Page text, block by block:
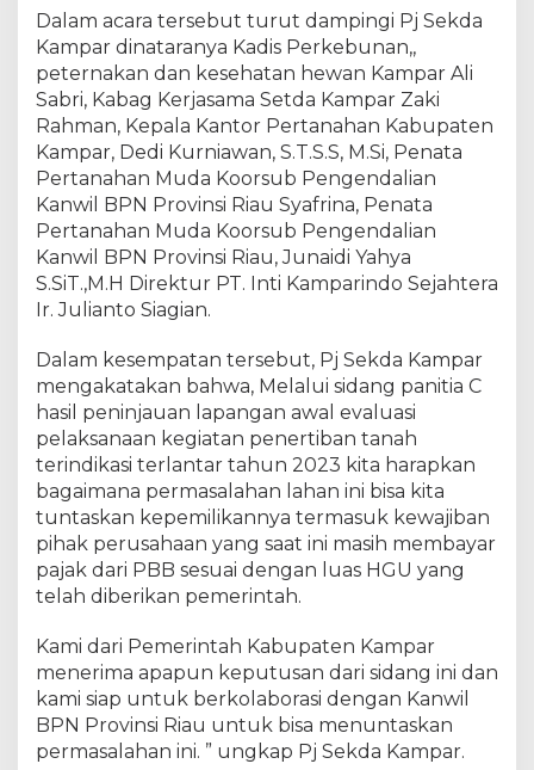
e
h
P
a
i
t
i
a
C
,
P
j
e
a
K
a
m
p
a
r
,
i
a
S
i
a
Dalam acara tersebut turut dampingi Pj Sekda
Kampar dinataranya Kadis Perkebunan,,
peternakan dan kesehatan hewan Kampar Ali
Sabri, Kabag Kerjasama Setda Kampar Zaki
Rahman, Kepala Kantor Pertanahan Kabupaten
Kampar, Dedi Kurniawan, S.T.S.S, M.Si, Penata
Pertanahan Muda Koorsub Pengendalian
Kanwil BPN Provinsi Riau Syafrina, Penata
Pertanahan Muda Koorsub Pengendalian
Kanwil BPN Provinsi Riau, Junaidi Yahya
S.SiT.,M.H Direktur PT. Inti Kamparindo Sejahtera
Ir. Julianto Siagian.
Dalam kesempatan tersebut, Pj Sekda Kampar
mengakatakan bahwa, Melalui sidang panitia C
hasil peninjauan lapangan awal evaluasi
pelaksanaan kegiatan penertiban tanah
terindikasi terlantar tahun 2023 kita harapkan
bagaimana permasalahan lahan ini bisa kita
tuntaskan kepemilikannya termasuk kewajiban
pihak perusahaan yang saat ini masih membayar
pajak dari PBB sesuai dengan luas HGU yang
telah diberikan pemerintah.
Kami dari Pemerintah Kabupaten Kampar
menerima apapun keputusan dari sidang ini dan
kami siap untuk berkolaborasi dengan Kanwil
BPN Provinsi Riau untuk bisa menuntaskan
permasalahan ini. ” ungkap Pj Sekda Kampar.